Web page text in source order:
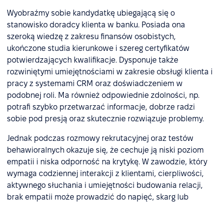
Wyobraźmy sobie kandydatkę ubiegającą się o
stanowisko doradcy klienta w banku. Posiada ona
szeroką wiedzę z zakresu finansów osobistych,
ukończone studia kierunkowe i szereg certyfikatów
potwierdzających kwalifikacje. Dysponuje także
rozwiniętymi umiejętnościami w zakresie obsługi klienta i
pracy z systemami CRM oraz doświadczeniem w
podobnej roli. Ma również odpowiednie zdolności, np.
potrafi szybko przetwarzać informacje, dobrze radzi
sobie pod presją oraz skutecznie rozwiązuje problemy.
Jednak podczas rozmowy rekrutacyjnej oraz testów
behawioralnych okazuje się, że cechuje ją niski poziom
empatii i niska odporność na krytykę. W zawodzie, który
wymaga codziennej interakcji z klientami, cierpliwości,
aktywnego słuchania i umiejętności budowania relacji,
brak empatii może prowadzić do napięć, skarg lub